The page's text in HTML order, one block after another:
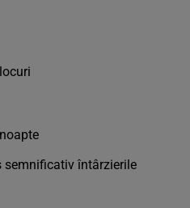
semnificativ întârzierile